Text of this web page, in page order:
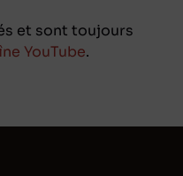
et sont toujours
YouTube.